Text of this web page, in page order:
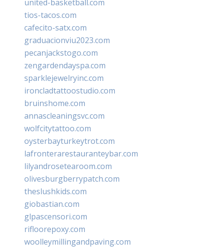
united-basketball.com
tios-tacos.com
cafecito-satx.com
graduacionviu2023.com
pecanjackstogo.com
zengardendayspa.com
sparklejewelryinc.com
ironcladtattoostudio.com
bruinshome.com
annascleaningsvc.com
wolfcitytattoo.com
oysterbayturkeytrot.com
lafronterarestauranteybar.com
lilyandrosetearoom.com
olivesburgberrypatch.com
theslushkids.com
giobastian.com
glpascensori.com
rifloorepoxy.com
woolleymillingandpaving.com